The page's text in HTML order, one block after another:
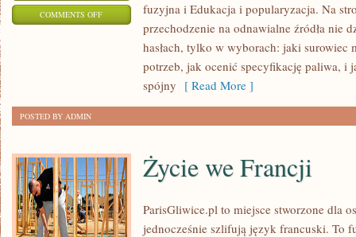
COMMENTS OFFON
ELEKTROWNIE
ODNAWIALNE
fuzyjna i Edukacja i popularyzacja. Na
przechodzenie na odnawialne źródła nie
hasłach, tylko w wyborach: jaki surowiec
potrzeb, jak ocenić specyfikację paliwa, i
spójny [ Read More ]
POSTED BY ADMIN
Życie we Francji
ParisGliwice.pl to miejsce stworzone dla
jednocześnie szlifują język francuski. To